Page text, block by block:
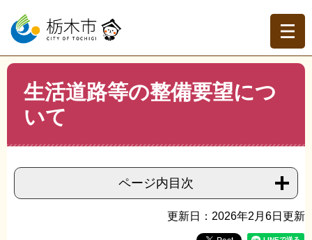
ー
の
先
ニ
ー
を
本
トップページ >分類でさがす >くらしの情報 >道路・河
川・公園 >
生活道路等の整備要望につ
いて
ページ内目次
更新日：2026年2月6日更新